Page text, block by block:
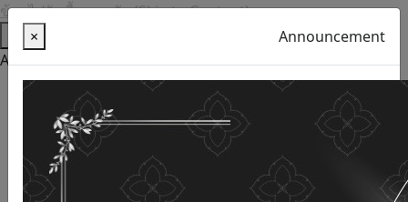
ข้ามไปยังเนื้อหาหลัก (Skip to Content)
Help
Accessibility Tools
Thai language
English
Increase the font size
Reduce font size
Normal font size
High Definition
× Announcement